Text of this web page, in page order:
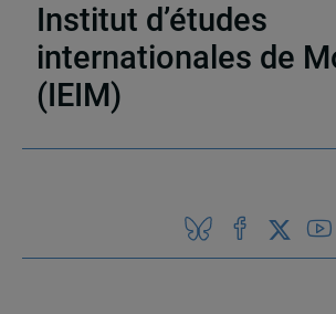
Institut d’études
internationales de
(IEIM)